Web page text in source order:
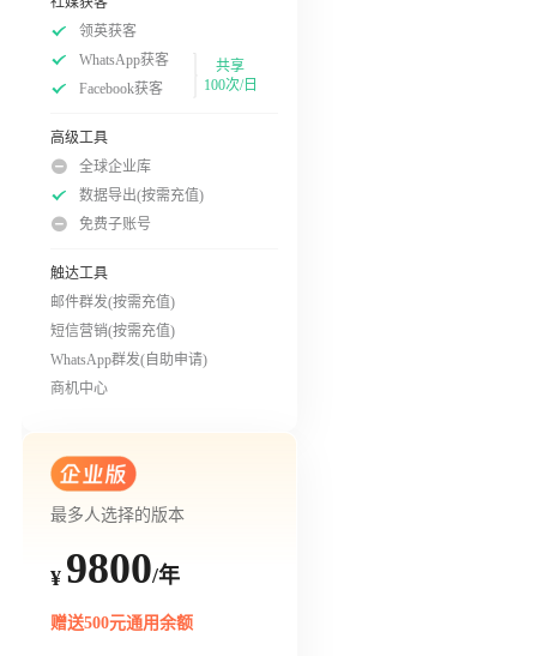
领英获客
WhatsApp获客
Facebook获客
共享
100次/日
高级工具
全球企业库
数据导出(按需充值)
免费子账号
触达工具
邮件群发(按需充值)
短信营销(按需充值)
WhatsApp群发(自助申请)
商机中心
最多人选择的版本
¥ 9800/年
赠送500元通用余额